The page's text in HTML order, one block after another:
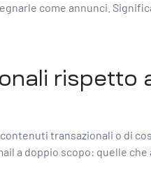
come annunci.
rispetto
transazionali o di
a doppio scopo: quelle